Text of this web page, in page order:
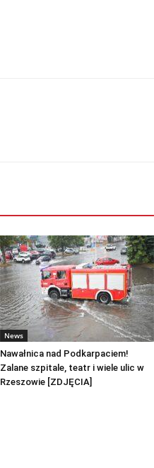
News
Nawałnica nad Podkarpaciem!
Zalane szpitale, teatr i wiele ulic w
Rzeszowie [ZDJĘCIA]